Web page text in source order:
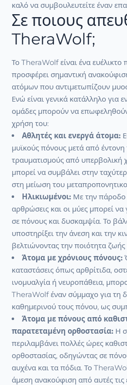
καλό να συμβουλευτείτε έναν
Σε ποιους
TheraWolf;
Το TheraWolf είναι ένα
προσφέρει σημαντική
ατόμων που αντιμετωπίζουν
Ενώ είναι γενικά κατάλληλο για
ομάδες μπορούν να
χρήση του:
Αθλητές και ενεργά άτομα:
μυϊκούς πόνους μετά από έντονη
τραυματισμούς από υπερβολική
μπορεί να συμβάλει στην
στη μείωση του
Ηλικιωμένοι: Με την πάροδο
αρθρώσεις και οι μύες μπορεί να
σε πόνους και δυσκαμψία. Το
υποστηρίξει την άνεση και την
βελτιώνοντας την ποιότητα ζωής
Άτομα με χρόνιους πόνους:
καταστάσεις όπως αρθρίτιδα,
ινομυαλγία ή νευροπάθεια,
TheraWolf έναν σύμμαχο για τη
καθημερινού τους πόνου, ως
Άτομα με πόνους από
παρατεταμένη ορθοστασία: Η
περιλαμβάνει πολλές ώρες
ορθοστασίας, οδηγώντας σε
αυχένα και τα πόδια. Το
άμεση ανακούφιση από αυτές τις